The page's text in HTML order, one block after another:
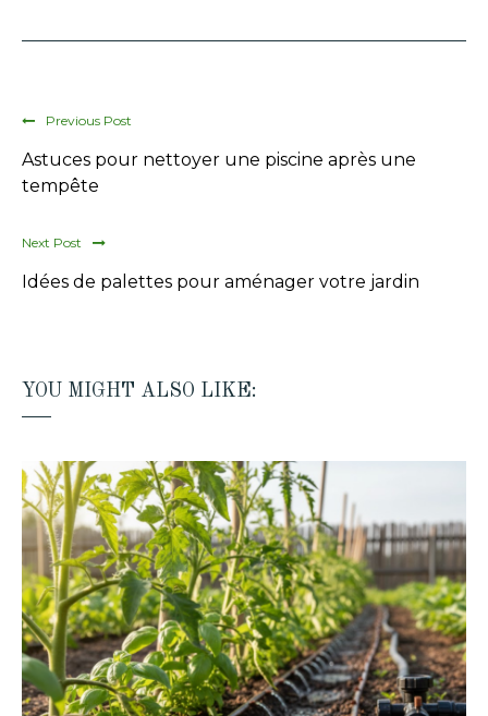
Previous Post
Astuces pour nettoyer une piscine après une
tempête
Next Post
Idées de palettes pour aménager votre jardin
YOU MIGHT ALSO LIKE: